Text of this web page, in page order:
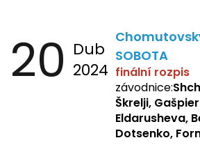
20 Dub
2024
SOBOTA
finální rozpis
závodnice:
Škrelji,
Eldarusheva,
Dotsenko,